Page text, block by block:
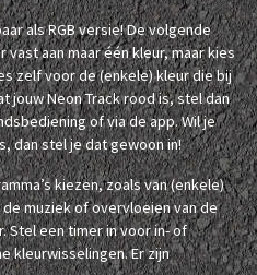
als RGB versie! De volgende
vast aan maar één kleur, maar kies
zelf voor de (enkele) kleur die bij
jouw Neon Track rood is, stel dan
of via de app. Wil je
dan stel je dat gewoon in!
kiezen, zoals van (enkele)
muziek of overvloeien van de
Stel een timer in voor in- of
kleurwisselingen. Er zijn